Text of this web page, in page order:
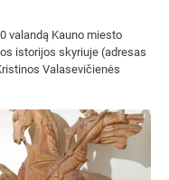
valandą Kauno miesto
istorijos skyriuje (adresas
Valasevičienės